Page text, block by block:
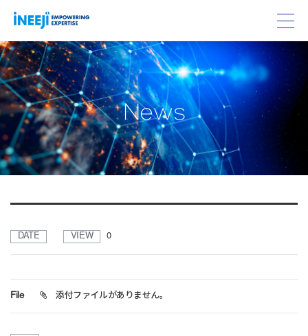
News
DATE VIEW 0
File 添付ファイルがありません。